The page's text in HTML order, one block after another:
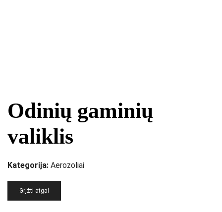
Odinių gaminių
valiklis
Kategorija: Aerozoliai
Grįžti atgal